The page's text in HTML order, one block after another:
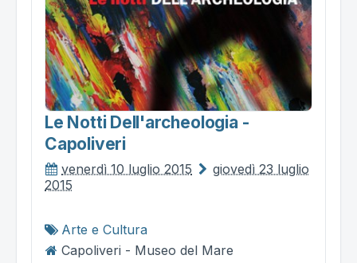
Le Notti Dell'archeologia -
Capoliveri
venerdì 10 luglio 2015
giovedì 23 luglio
2015
Arte e Cultura
Capoliveri - Museo del Mare